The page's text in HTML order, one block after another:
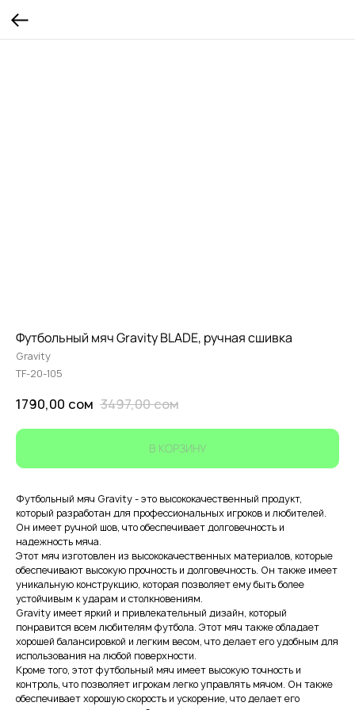
Футбольный мяч Gravity BLADE, ручная сшивка
Gravity
TF-20-105
1790,00 сом 3497,00сом
В КОРЗИНУ
Футбольный мяч Gravity - это высококачественный продукт,
который разработан для профессиональных игроков и любителей.
Он имеет ручной шов, что обеспечивает долговечность и
надежность мяча.
Этот мяч изготовлен из высококачественных материалов, которые
обеспечивают высокую прочность и долговечность. Он также имеет
уникальную конструкцию, которая позволяет ему быть более
устойчивым к ударам и столкновениям.
Gravity имеет яркий и привлекательный дизайн, который
понравится всем любителям футбола. Этот мяч также обладает
хорошей балансировкой и легким весом, что делает его удобным для
использования на любой поверхности.
Кроме того, этот футбольный мяч имеет высокую точность и
контроль, что позволяет игрокам легко управлять мячом. Он также
обеспечивает хорошую скорость и ускорение, что делает его